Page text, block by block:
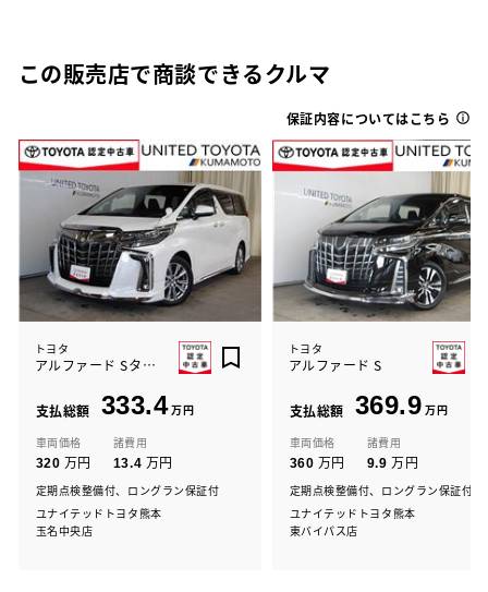
この販売店で商談できるクルマ
保証内容についてはこちら
トヨタ
アルファード Sタイプゴールド2
支払総額 333.4万円
車両価格
320 万円
諸費用
13.4 万円
定期点検整備付、ロングラン保証付
ユナイテッドトヨタ熊本
玉名中央店
トヨタ
アルファード S
支払総額 369.9 万円
車両価格
360 万円
諸費用
9.9 万円
定期点検整備付、ロングラン保証付
ユナイテッドトヨタ熊本
東バイパス店